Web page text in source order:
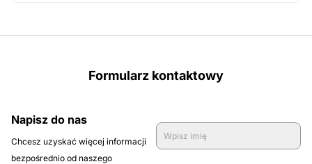
Formularz kontaktowy
Napisz do nas
Chcesz uzyskać więcej informacji
bezpośrednio od naszego